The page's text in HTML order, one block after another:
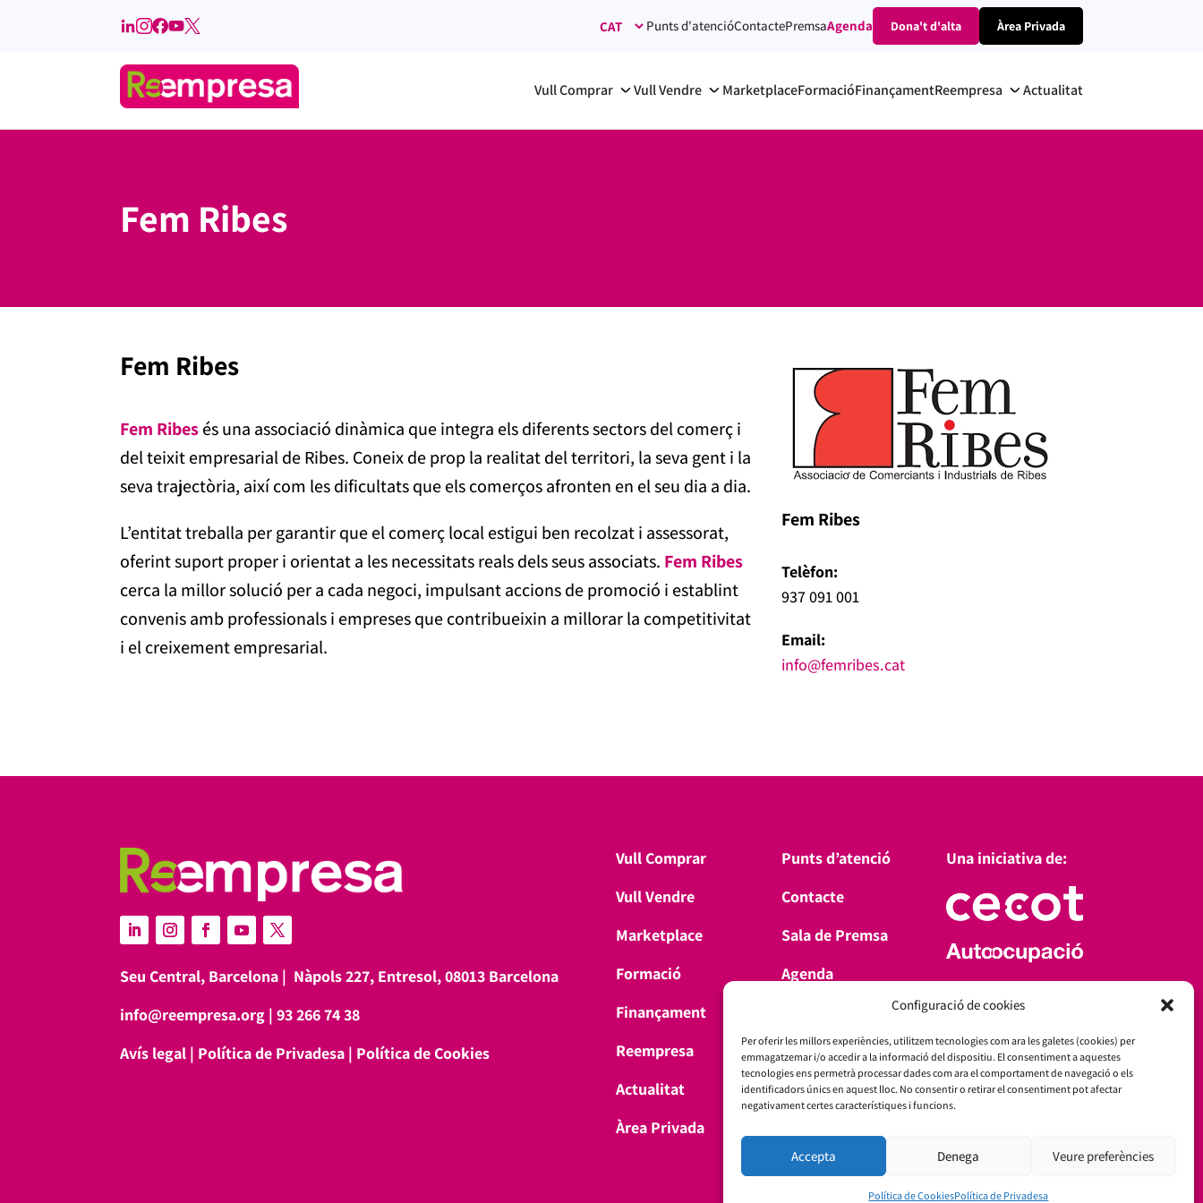
Configuració de cookies
Per oferir les millors experiències, utilitzem tecnologies com ara les galetes (cookies) per
emmagatzemar i/o accedir a la informació del dispositiu. El consentiment a aquestes
tecnologies ens permetrà processar dades com ara el comportament de navegació o els
identificadors únics en aquest lloc. No consentir o retirar el consentiment pot afectar
negativament certes característiques i funcions.
Accepta Denega Veure preferències
Política de CookiesPolítica de Privadesa
Punts d'atencióContactePremsaAgenda Dona't d'alta Àrea Privada
Vull Comprar Vull Vendre MarketplaceFormacióFinançamentReempresa Actualitat
Fem Ribes
Fem Ribes
Fem Ribesés una associació dinàmica que integra els diferents sectors del comerç i
del teixit empresarial de Ribes. Coneix de prop la realitat del territori, la seva gent i la
seva trajectòria, així com les dificultats que els comerços afronten en el seu dia a dia.
L’entitat treballa per garantir que el comerç local estigui ben recolzat i assessorat,
oferint suport proper i orientat a les necessitats reals dels seus associats. Fem Ribes
cerca la millor solució per a cada negoci, impulsant accions de promoció i establint
convenis amb professionals i empreses que contribueixin a millorar la competitivitat
i el creixement empresarial.
Fem Ribes
Telèfon:
937 091 001
Email:
info@femribes.cat
Seu Central, Barcelona | Nàpols 227, Entresol, 08013 Barcelona
info@reempresa.org |93 266 74 38
Avís legal | Política de Privadesa | Política de Cookies
Vull Comprar
Vull Vendre
Marketplace
Formació
Finançament
Reempresa
Actualitat
Àrea Privada
Punts d’atenció
Contacte
Sala de Premsa
Agenda
Una iniciativa de:
Amb el suport de: